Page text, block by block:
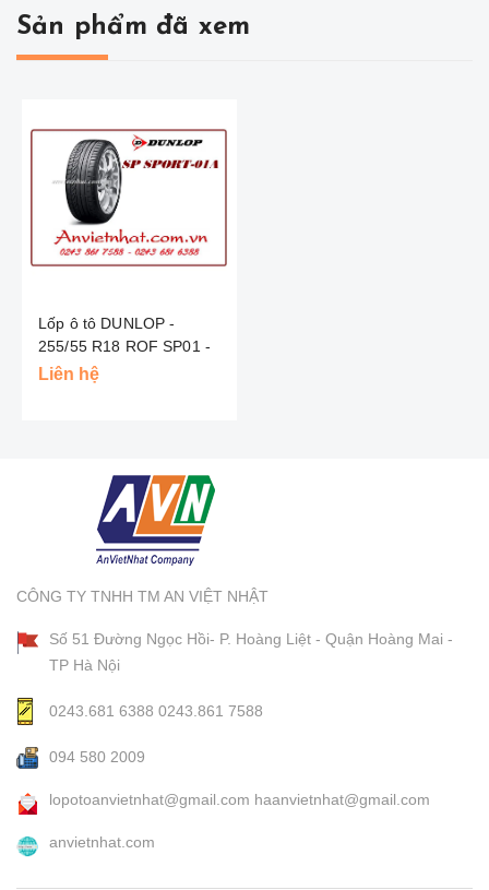
Sản phẩm đã xem
Lốp ô tô DUNLOP -
255/55 R18 ROF SP01 -
GERMANY
Liên hệ
CÔNG TY TNHH TM AN VIỆT NHẬT
Số 51 Đường Ngọc Hồi- P. Hoàng Liệt - Quận Hoàng Mai -
TP Hà Nội
0243.681 6388 0243.861 7588
094 580 2009
lopotoanvietnhat@gmail.com haanvietnhat@gmail.com
anvietnhat.com